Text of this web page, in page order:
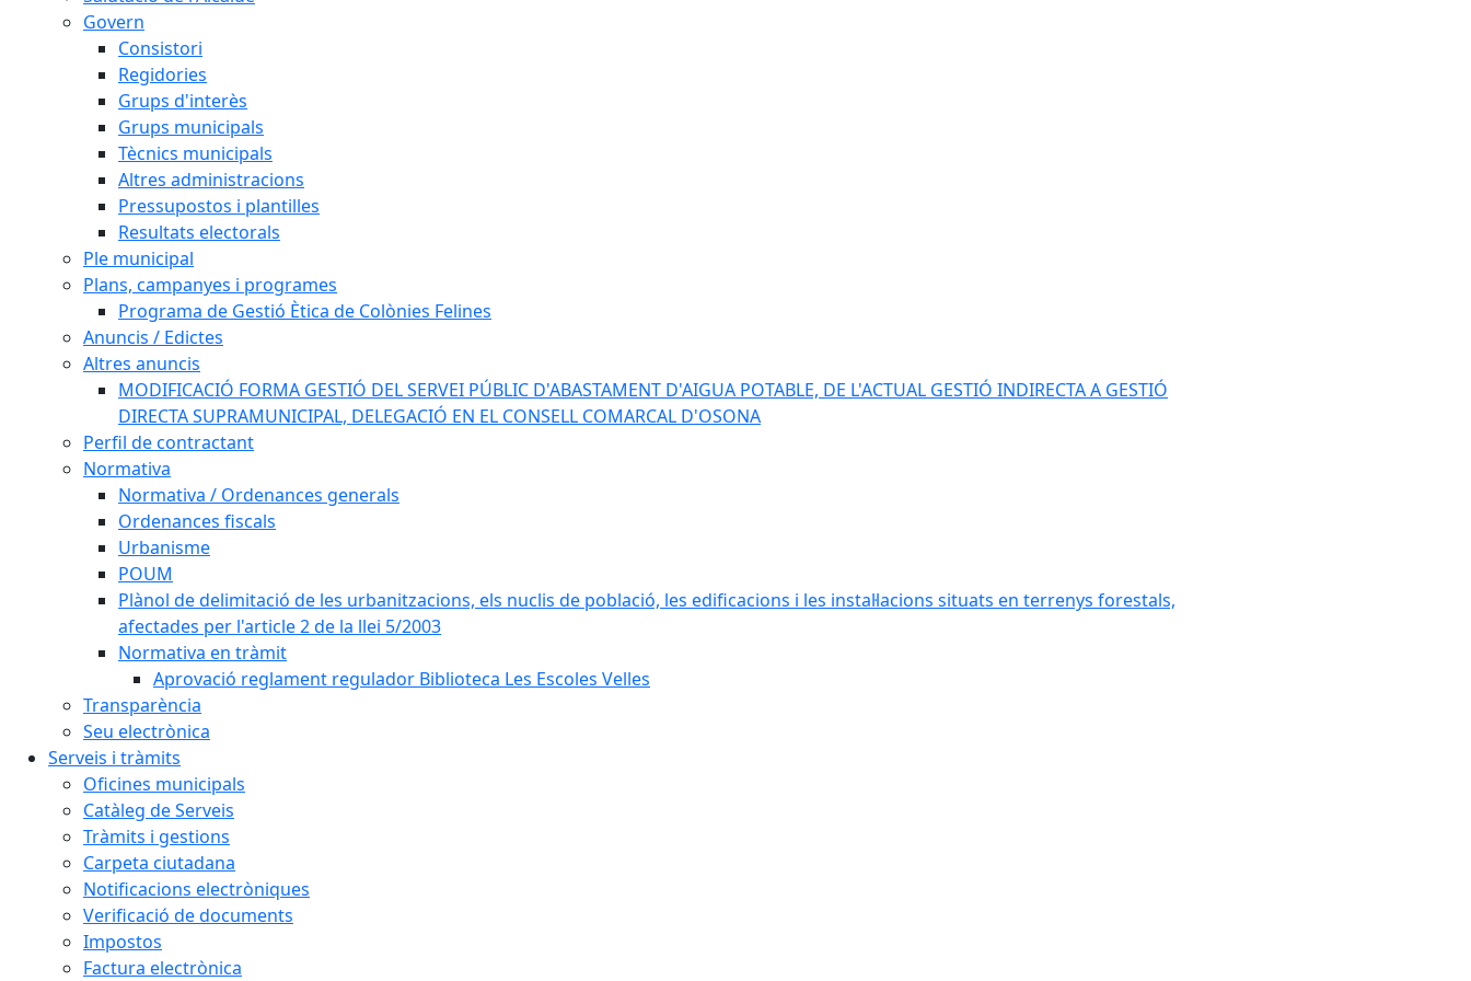
Govern
Consistori
Regidories
Grups d'interès
Grups municipals
Tècnics municipals
Altres administracions
Pressupostos i plantilles
Resultats electorals
Ple municipal
Plans, campanyes i programes
Programa de Gestió Ètica de Colònies Felines
Anuncis / Edictes
Altres anuncis
MODIFICACIÓ FORMA GESTIÓ DEL SERVEI PÚBLIC D'ABASTAMENT D'AIGUA POTABLE, DE L'ACTUAL GESTIÓ INDIRECTA A GESTIÓ
DIRECTA SUPRAMUNICIPAL, DELEGACIÓ EN EL CONSELL COMARCAL D'OSONA
Perfil de contractant
Normativa
Normativa / Ordenances generals
Ordenances fiscals
Urbanisme
POUM
Plànol de delimitació de les urbanitzacions, els nuclis de població, les edificacions i les instal·lacions situats en terrenys forestals,
afectades per l'article 2 de la llei 5/2003
Normativa en tràmit
Aprovació reglament regulador Biblioteca Les Escoles Velles
Transparència
Seu electrònica
Serveis i tràmits
Oficines municipals
Catàleg de Serveis
Tràmits i gestions
Carpeta ciutadana
Notificacions electròniques
Verificació de documents
Impostos
Factura electrònica